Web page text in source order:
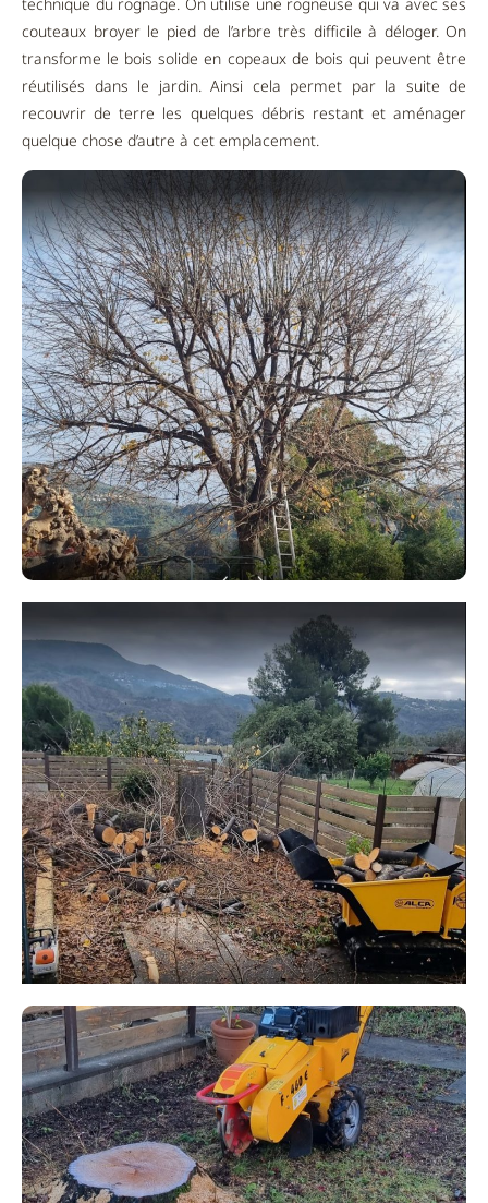
couteaux broyer le pied de l’arbre très difficile à déloger. On
transforme le bois solide en copeaux de bois qui peuvent être
réutilisés dans le jardin. Ainsi cela permet par la suite de
recouvrir de terre les quelques débris restant et aménager
quelque chose d’autre à cet emplacement.